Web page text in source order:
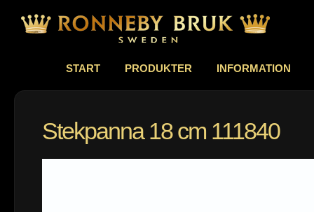
START PRODUKTER INFORMATION
Stekpanna 18 cm 111840